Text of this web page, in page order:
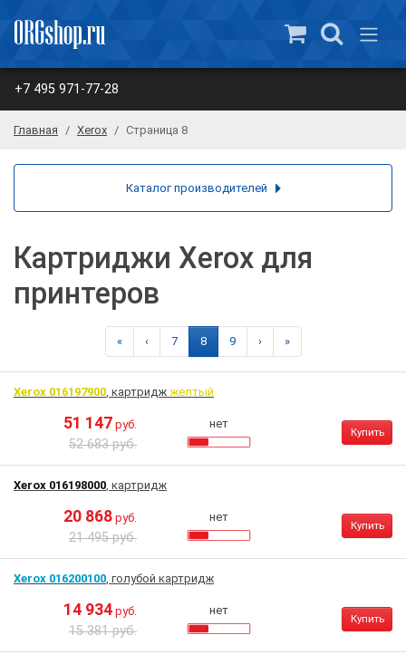
+7 495 971-77-28
Главная Xerox Страница 8
Картриджи Xerox для
принтеров
« ‹ 7 8 9 › »
Xerox 016197900, картридж желтый
51 147 руб.
52 683 руб.
нет
Купить
Xerox 016198000, картридж
20 868 руб.
21 495 руб.
нет
Купить
Xerox 016200100, голубой картридж
14 934 руб.
15 381 руб.
нет
Купить